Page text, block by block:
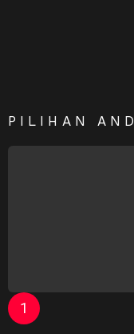
PILIHAN